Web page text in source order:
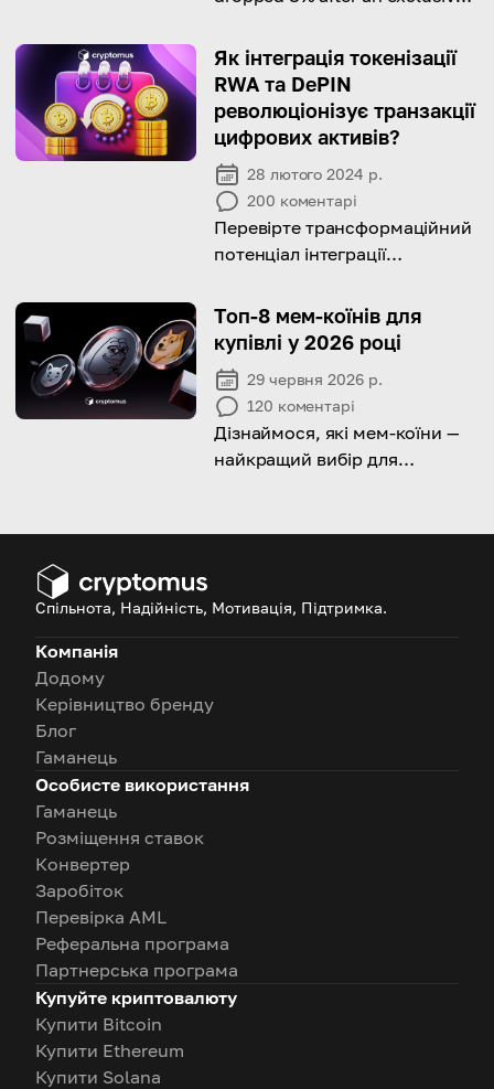
Як інтеграція токенізації
RWA та DePIN
революціонізує транзакції
цифрових активів?
28 лютого 2024 р.
200 коментарі
Перевірте трансформаційний
потенціал інтеграції
(RWA) із технологією
децентралізованого
ідентифікаційного номера
платежу (DePIN)
Топ-8 мем-коїнів для
купівлі у 2026 році
29 червня 2026 р.
120 коментарі
Дізнаймося, які мем-коїни —
найкращий вибір для
Спільнота, Надійність, Мотивація, Підтримка.
Компанія
Додому
Керівництво бренду
Блог
Гаманець
Особисте використання
Гаманець
Розміщення ставок
Конвертер
Заробіток
Перевірка AML
Реферальна програма
Партнерська програма
Купуйте криптовалюту
Купити Bitcoin
Купити Ethereum
Купити Solana